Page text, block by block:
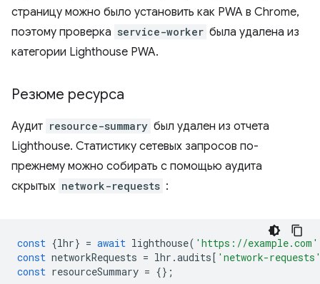
страницу можно было установить как PWA в Chrome,
поэтому проверка service-worker была удалена из
категории Lighthouse PWA.
Резюме ресурса
Аудит resource-summary был удален из отчета
Lighthouse. Статистику сетевых запросов по-
прежнему можно собирать с помощью аудита
скрытых network-requests :
const {lhr} = await lighthouse( 'https://example.com'
const networkRequests = lhr .audits[ 'network-
const resourceSummary = {};